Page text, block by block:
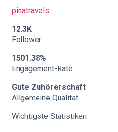
pinatravels
12.3K
Follower
1501.38%
Engagement-Rate
Gute Zuhörerschaft
Allgemeine Qualität
Wichtigste Statistiken